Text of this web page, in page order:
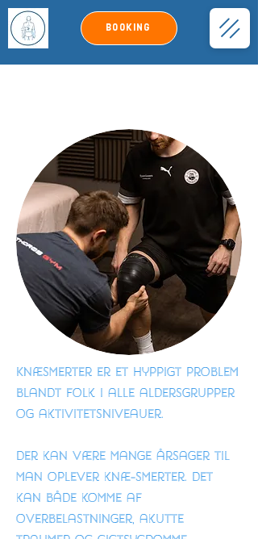
Booking
Knæsmerter er et hyppigt problem
blandt folk i alle aldersgrupper
og aktivitetsniveauer.
Der kan være mange årsager til
man oplever knæ-smerter. Det
kan både komme af
overbelastninger, akutte